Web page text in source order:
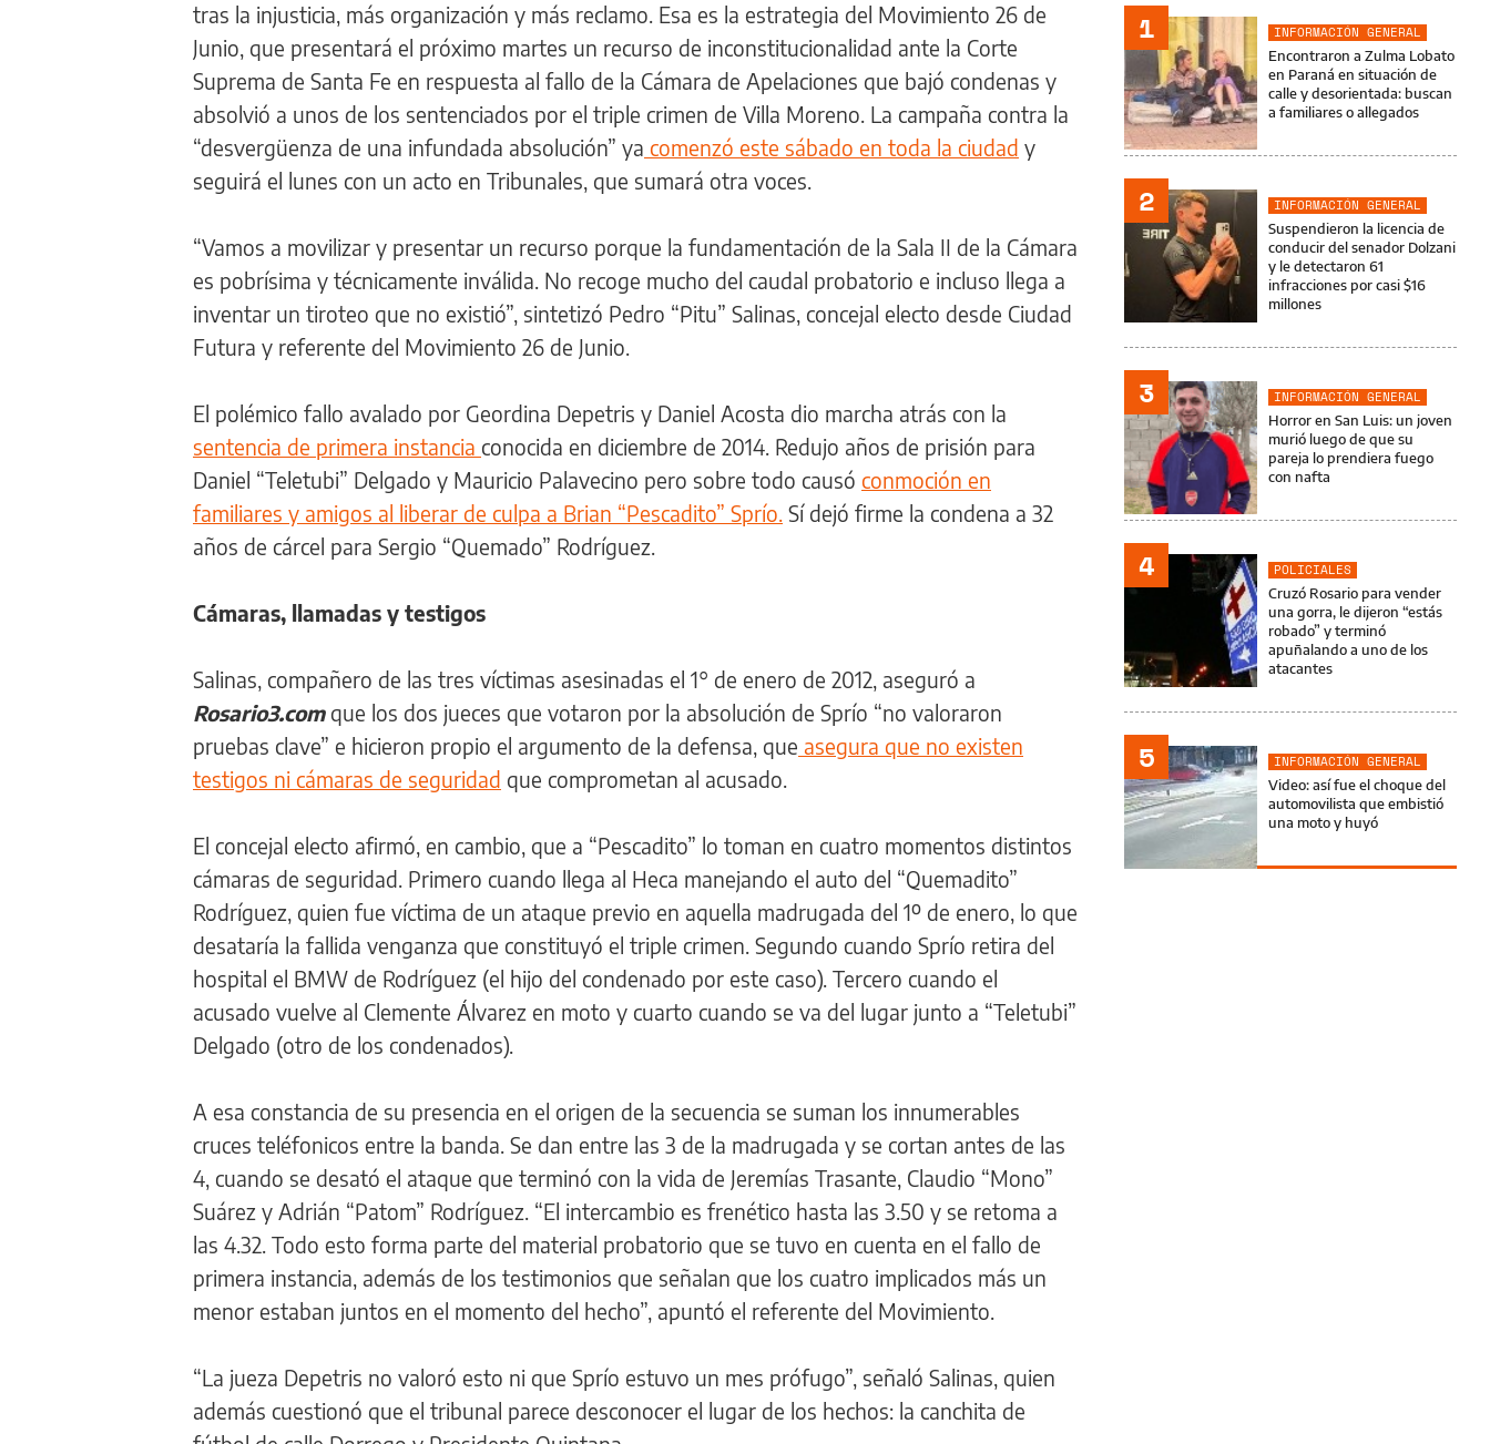
tras la injusticia, más organización y más reclamo. Esa es la estrategia del Movimiento 26 de
Junio, que presentará el próximo martes un recurso de inconstitucionalidad ante la Corte
Suprema de Santa Fe en respuesta al fallo de la Cámara de Apelaciones que bajó condenas y
absolvió a unos de los sentenciados por el triple crimen de Villa Moreno. La campaña contra la
“desvergüenza de una infundada absolución” ya comenzó este sábado en toda la ciudad y
seguirá el lunes con un acto en Tribunales, que sumará otra voces.
“Vamos a movilizar y presentar un recurso porque la fundamentación de la Sala II de la Cámara
es pobrísima y técnicamente inválida. No recoge mucho del caudal probatorio e incluso llega a
inventar un tiroteo que no existió”, sintetizó Pedro “Pitu” Salinas, concejal electo desde Ciudad
Futura y referente del Movimiento 26 de Junio.
El polémico fallo avalado por Geordina Depetris y Daniel Acosta dio marcha atrás con la
sentencia de primera instancia conocida en diciembre de 2014. Redujo años de prisión para
Daniel “Teletubi” Delgado y Mauricio Palavecino pero sobre todo causó conmoción en
familiares y amigos al liberar de culpa a Brian “Pescadito” Sprío. Sí dejó firme la condena a 32
años de cárcel para Sergio “Quemado” Rodríguez.
Cámaras, llamadas y testigos
Salinas, compañero de las tres víctimas asesinadas el 1° de enero de 2012, aseguró a
Rosario3.com que los dos jueces que votaron por la absolución de Sprío “no valoraron
pruebas clave” e hicieron propio el argumento de la defensa, que asegura que no existen
testigos ni cámaras de seguridad que comprometan al acusado.
El concejal electo afirmó, en cambio, que a “Pescadito” lo toman en cuatro momentos distintos
cámaras de seguridad. Primero cuando llega al Heca manejando el auto del “Quemadito”
Rodríguez, quien fue víctima de un ataque previo en aquella madrugada del 1º de enero, lo que
desataría la fallida venganza que constituyó el triple crimen. Segundo cuando Sprío retira del
hospital el BMW de Rodríguez (el hijo del condenado por este caso). Tercero cuando el
acusado vuelve al Clemente Álvarez en moto y cuarto cuando se va del lugar junto a “Teletubi”
Delgado (otro de los condenados).
A esa constancia de su presencia en el origen de la secuencia se suman los innumerables
cruces teléfonicos entre la banda. Se dan entre las 3 de la madrugada y se cortan antes de las
4, cuando se desató el ataque que terminó con la vida de Jeremías Trasante, Claudio “Mono”
Suárez y Adrián “Patom” Rodríguez. “El intercambio es frenético hasta las 3.50 y se retoma a
las 4.32. Todo esto forma parte del material probatorio que se tuvo en cuenta en el fallo de
primera instancia, además de los testimonios que señalan que los cuatro implicados más un
menor estaban juntos en el momento del hecho”, apuntó el referente del Movimiento.
“La jueza Depetris no valoró esto ni que Sprío estuvo un mes prófugo”, señaló Salinas, quien
además cuestionó que el tribunal parece desconocer el lugar de los hechos: la canchita de
1
INFORMACIÓN GENERAL
Encontraron a Zulma Lobato
en Paraná en situación de
calle y desorientada: buscan
a familiares o allegados
2
INFORMACIÓN GENERAL
Suspendieron la licencia de
conducir del senador Dolzani
y le detectaron 61
infracciones por casi $16
millones
3
INFORMACIÓN GENERAL
Horror en San Luis: un joven
murió luego de que su
pareja lo prendiera fuego
con nafta
4
POLICIALES
Cruzó Rosario para vender
una gorra, le dijeron “estás
robado” y terminó
apuñalando a uno de los
atacantes
5
INFORMACIÓN GENERAL
Video: así fue el choque del
automovilista que embistió
una moto y huyó